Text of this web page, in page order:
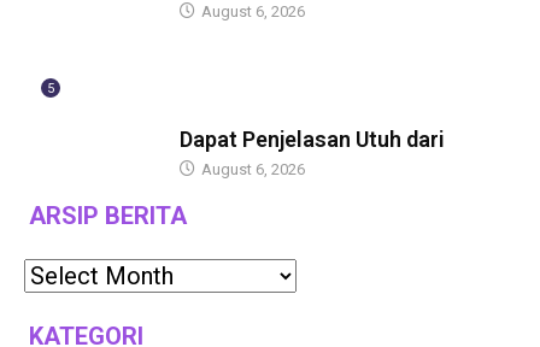
August 6, 2026
5
Dapat Penjelasan Utuh dari
August 6, 2026
ARSIP BERITA
KATEGORI